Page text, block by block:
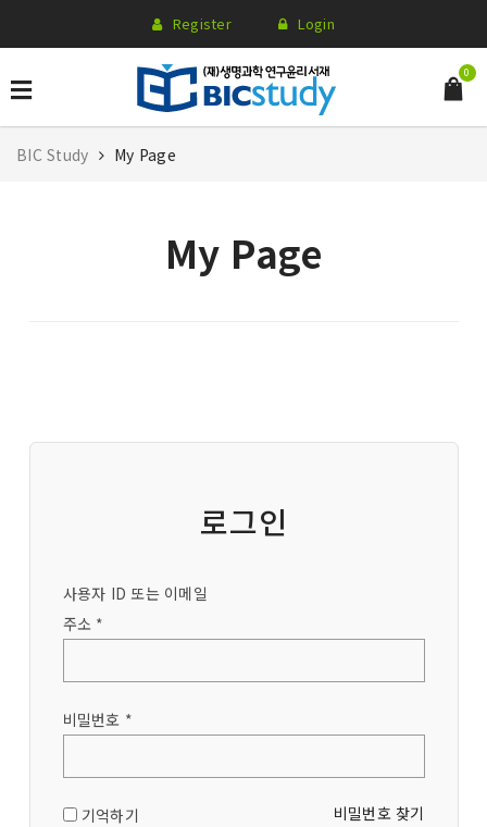
Register Login
0
BIC Study My Page
My Page
로그인
사용자 ID 또는 이메일
주소 *
비밀번호 *
기억하기 비밀번호 찾기